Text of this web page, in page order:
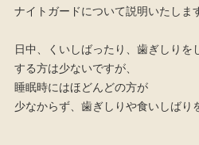
矯正歯科
マイオブレース
治療
歯周外科
ナイトガードについて説明いたしま
日中、くいしばったり、歯ぎしりを
する方は少ないですが、
睡眠時にはほどんどの方が
少なからず、歯ぎしりや食いしばり